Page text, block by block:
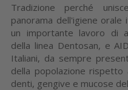
Tradizione perché
panorama dell'igiene orale
un importante lavoro di
della linea Dentosan, e
Italiani, da sempre
della popolazione rispetto
denti, gengive e mucose